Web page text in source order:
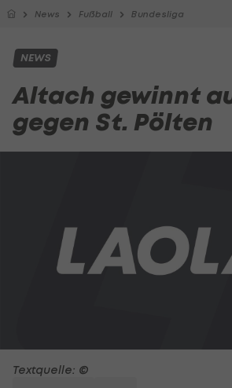
News Fußball Bundesliga
NEWS
Altach gewinnt
gegen St. Pölten
Textquelle: ©